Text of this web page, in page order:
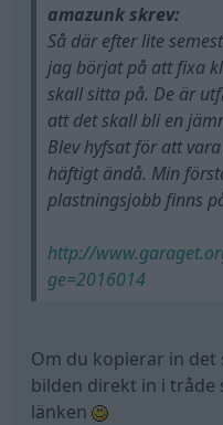
amazunk skrev:
Så där efter lite
jag börjat på att fixa
skall sitta på. De är
att det skall bli en
Blev hyfsat för att
häftigt ändå. Min
plastningsjobb finns
http://
ge=2016014
Om du kopierar in
bilden direkt in i tråde
länken